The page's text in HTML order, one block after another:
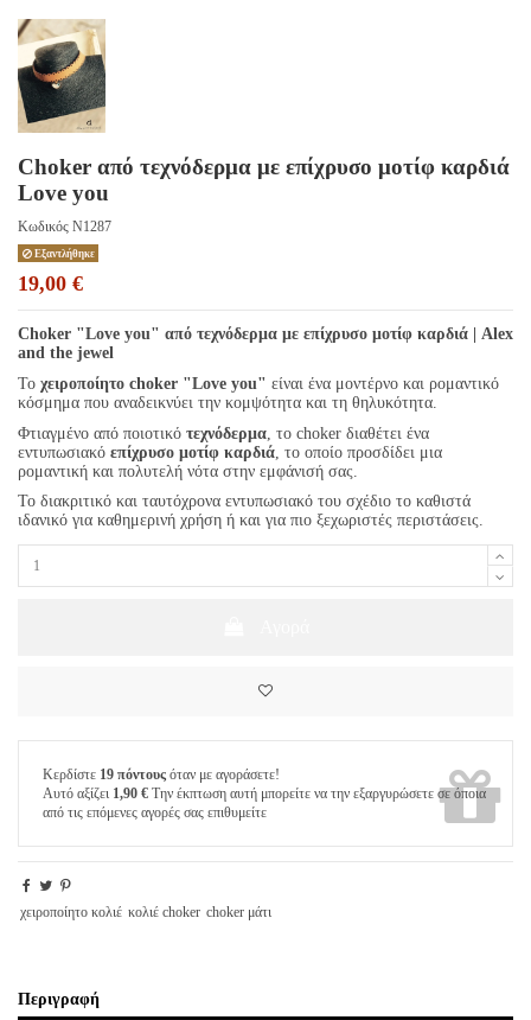
Choker από τεχνόδερμα με επίχρυσο μοτίφ καρδιά
Love you
Κωδικός N1287
Εξαντλήθηκε
19,00 €
Choker "Love you" από τεχνόδερμα με επίχρυσο μοτίφ καρδιά | Alex
and the jewel
Το χειροποίητο choker "Love you" είναι ένα μοντέρνο και ρομαντικό
κόσμημα που αναδεικνύει την κομψότητα και τη θηλυκότητα.
Φτιαγμένο από ποιοτικό τεχνόδερμα , το choker διαθέτει ένα
εντυπωσιακό επίχρυσο μοτίφ καρδιά , το οποίο προσδίδει μια
ρομαντική και πολυτελή νότα στην εμφάνισή σας.
Το διακριτικό και ταυτόχρονα εντυπωσιακό του σχέδιο το καθιστά
ιδανικό για καθημερινή χρήση ή και για πιο ξεχωριστές περιστάσεις.
Κερδίστε 19 πόντους όταν με αγοράσετε!
Αυτό αξίζει 1,90 € Την έκπτωση αυτή μπορείτε να την εξαργυρώσετε σε όποια
από τις επόμενες αγορές σας επιθυμείτε
χειροποίητο κολιέ κολιέ choker choker μάτι
Περιγραφή